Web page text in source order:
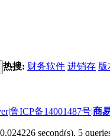
热搜: 财务软件 进销存 版
|鲁ICP备14001487号|商
second(s), 5